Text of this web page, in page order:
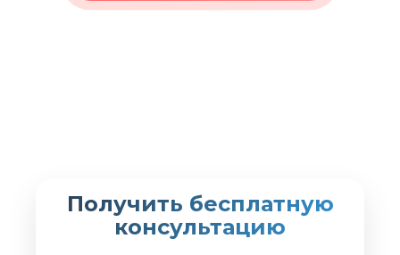
Получить бесплатную
консультацию